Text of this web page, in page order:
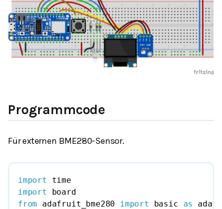
Programmcode
Für externen BME280-Sensor.
import
import
from adafruit_bme280 import basic as